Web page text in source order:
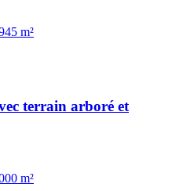
m²
terrain arboré et
m²